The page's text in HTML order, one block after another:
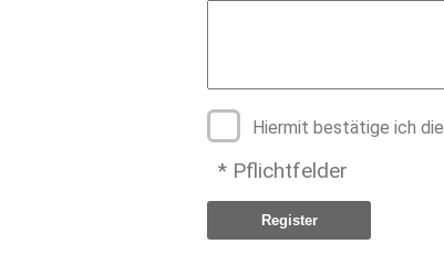
Hiermit bestätige ich die
* Pflichtfelder